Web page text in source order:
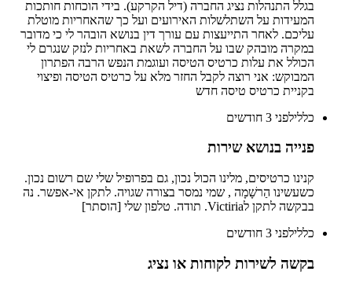
בגלל התנהלות נציג החברה (דיל הקרקע). בידי הוכחות חותכות
המעידות על השתלשלות האירועים ועל כך שהאחריות מוטלת
עליכם. לאחר התייעצות עם עורך דין בנושא הובהר לי כי מדובר
במקרה מובהק שבו על החברה לשאת באחריות לנזק שנגרם לי
הכולל את עלות כרטיס הטיסה ועוגמת הנפש הרבה הפתרון
המבוקש: אני רוצה לקבל החזר מלא על כרטיס הטיסה ופיצוי
בקניית כרטיס טיסה חדש
כללילפני 3 חודשים
פנייה בנושא שירות
קנינו כרטיסים, מלינו הכול נכון, גם בפרופיל שלי שם רשום נכון.
כשעשינו הַרשָׁמָה , שמי נמסר בצורה שגויה. לתקן אי-אפשר. נה
בבקשה לתקן לVictiria. תודה. טלפון שלי [הוסתר]
כללילפני 3 חודשים
בקשה לשירות לקוחות או נציג